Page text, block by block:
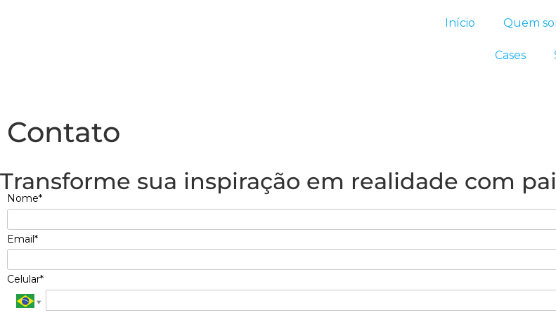
Início Quem
Cases
Contato
Transforme sua inspiração em realidade com
Nome*
Email*
Celular*